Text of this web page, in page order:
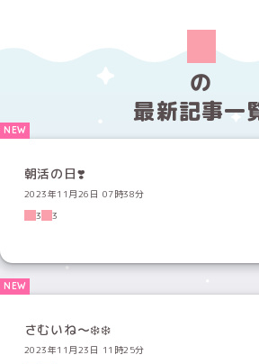
の
最新記事一
朝活の日❣️
2023年11月26日 07時38分
3
3
さむいね〜❄️❄️
2023年11月23日 11時25分